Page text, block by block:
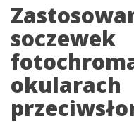
soczewek
okularach